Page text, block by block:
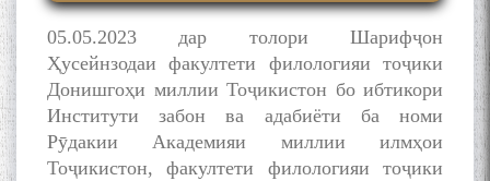
05.05.2023 дар толори Шарифҷон
Ҳусейнзодаи факултети филологияи тоҷики
Донишгоҳи миллии Тоҷикистон бо ибтикори
Институти забон ва адабиёти ба номи
Рӯдакии Академияи миллии илмҳои
Тоҷикистон, факултети филологияи тоҷики
به عبارت دیگر: گفتگو با مومن
قناعت Mumin Qanoat